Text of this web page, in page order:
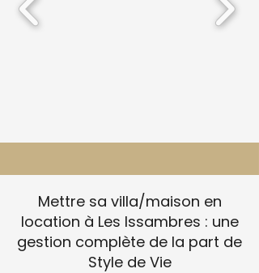
Mettre sa villa/maison en
location à Les Issambres : une
gestion complète de la part de
Style de Vie